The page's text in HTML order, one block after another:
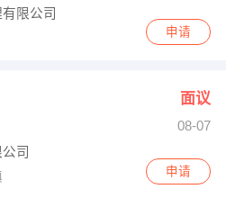
限公司
申请
面议
08-07
司
申请